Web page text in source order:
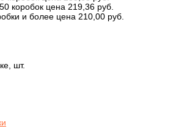
цена 219,36 руб.
более цена 210,00 руб.
шт.